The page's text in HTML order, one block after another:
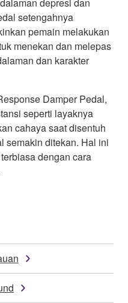
depresi dan
setengahnya
pemain melakukan
menekan dan melepas
dan karakter
Damper Pedal,
seperti layaknya
cahaya saat disentuh
semakin ditekan. Hal ini
dengan cara